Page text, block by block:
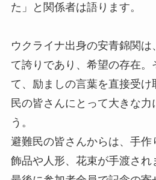
た」と関係者は語ります。
ウクライナ出身の安青錦関は
て誇りであり、希望の存在。
て、励ましの言葉を直接受
民の皆さんにとって大きな力
う。
避難民の皆さんからは、手作
飾品や人形、花束が手渡され